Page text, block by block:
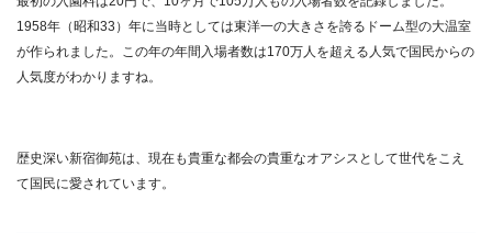
1958年（昭和33）年に当時としては東洋一の大きさを誇るドーム型の大温室
が作られました。この年の年間入場者数は170万人を超える人気で国民からの
人気度がわかりますね。
歴史深い新宿御苑は、現在も貴重な都会の貴重なオアシスとして世代をこえ
て国民に愛されています。